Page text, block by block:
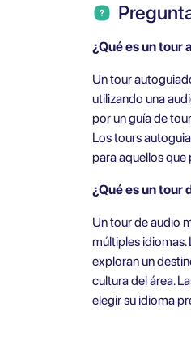
¿Qué es un tour
Un tour
utilizando una
por un guía de
Los tours
para aquellos que
¿Qué es un tour
Un tour de audio
múltiples idiomas.
exploran un
cultura del área.
elegir su idioma